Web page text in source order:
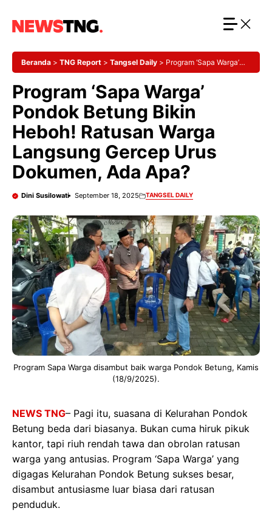
Beranda > TNG Report > Tangsel Daily > Program ‘Sapa Warga’
Dokumen, Ada Apa?
Program ‘Sapa Warga’
Pondok Betung Bikin
Heboh! Ratusan Warga
Langsung Gercep Urus
Dokumen, Ada Apa?
Dini Susilowati September 18, 2025 TANGSEL DAILY
Program Sapa Warga disambut baik warga Pondok Betung, Kamis
(18/9/2025).
NEWS TNG– Pagi itu, suasana di Kelurahan Pondok
Betung beda dari biasanya. Bukan cuma hiruk pikuk
kantor, tapi riuh rendah tawa dan obrolan ratusan
warga yang antusias. Program ‘Sapa Warga’ yang
digagas Kelurahan Pondok Betung sukses besar,
disambut antusiasme luar biasa dari ratusan
penduduk.